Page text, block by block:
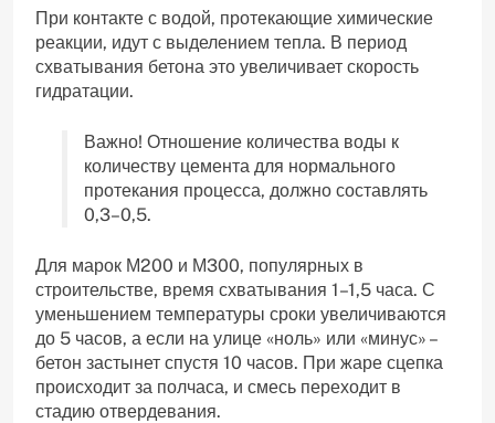
При контакте с водой, протекающие химические
реакции, идут с выделением тепла. В период
схватывания бетона это увеличивает скорость
гидратации.
Важно! Отношение количества воды к
количеству цемента для нормального
протекания процесса, должно составлять
0,3–0,5.
Для марок М200 и М300, популярных в
строительстве, время схватывания 1–1,5 часа. С
уменьшением температуры сроки увеличиваются
до 5 часов, а если на улице «ноль» или «минус» –
бетон застынет спустя 10 часов. При жаре сцепка
происходит за полчаса, и смесь переходит в
стадию отвердевания.